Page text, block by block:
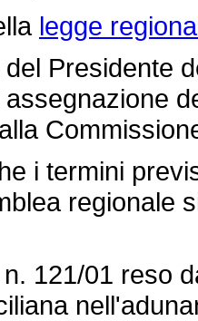
legge
Presidente
i termini
regionale
121/01 reso